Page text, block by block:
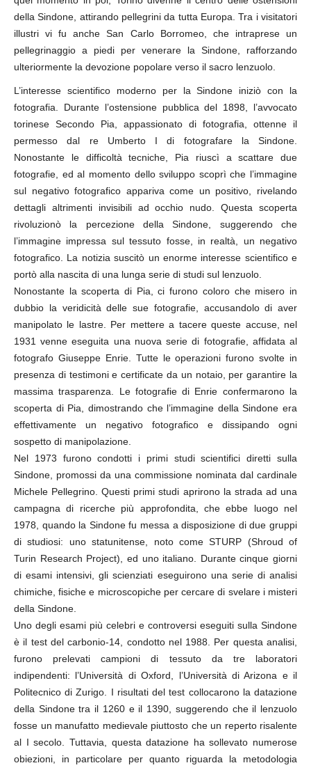
della Sindone, attirando pellegrini da tutta Europa. Tra i visitatori
illustri vi fu anche San Carlo Borromeo, che intraprese un
pellegrinaggio a piedi per venerare la Sindone, rafforzando
ulteriormente la devozione popolare verso il sacro lenzuolo.
L’interesse scientifico moderno per la Sindone iniziò con la
fotografia. Durante l’ostensione pubblica del 1898, l’avvocato
torinese Secondo Pia, appassionato di fotografia, ottenne il
permesso dal re Umberto I di fotografare la Sindone.
Nonostante le difficoltà tecniche, Pia riuscì a scattare due
fotografie, ed al momento dello sviluppo scoprì che l’immagine
sul negativo fotografico appariva come un positivo, rivelando
dettagli altrimenti invisibili ad occhio nudo. Questa scoperta
rivoluzionò la percezione della Sindone, suggerendo che
l’immagine impressa sul tessuto fosse, in realtà, un negativo
fotografico. La notizia suscitò un enorme interesse scientifico e
portò alla nascita di una lunga serie di studi sul lenzuolo.
Nonostante la scoperta di Pia, ci furono coloro che misero in
dubbio la veridicità delle sue fotografie, accusandolo di aver
manipolato le lastre. Per mettere a tacere queste accuse, nel
1931 venne eseguita una nuova serie di fotografie, affidata al
fotografo Giuseppe Enrie. Tutte le operazioni furono svolte in
presenza di testimoni e certificate da un notaio, per garantire la
massima trasparenza. Le fotografie di Enrie confermarono la
scoperta di Pia, dimostrando che l’immagine della Sindone era
effettivamente un negativo fotografico e dissipando ogni
sospetto di manipolazione.
Nel 1973 furono condotti i primi studi scientifici diretti sulla
Sindone, promossi da una commissione nominata dal cardinale
Michele Pellegrino. Questi primi studi aprirono la strada ad una
campagna di ricerche più approfondita, che ebbe luogo nel
1978, quando la Sindone fu messa a disposizione di due gruppi
di studiosi: uno statunitense, noto come STURP (Shroud of
Turin Research Project), ed uno italiano. Durante cinque giorni
di esami intensivi, gli scienziati eseguirono una serie di analisi
chimiche, fisiche e microscopiche per cercare di svelare i misteri
della Sindone.
Uno degli esami più celebri e controversi eseguiti sulla Sindone
è il test del carbonio-14, condotto nel 1988. Per questa analisi,
furono prelevati campioni di tessuto da tre laboratori
indipendenti: l’Università di Oxford, l’Università di Arizona e il
Politecnico di Zurigo. I risultati del test collocarono la datazione
della Sindone tra il 1260 e il 1390, suggerendo che il lenzuolo
fosse un manufatto medievale piuttosto che un reperto risalente
al I secolo. Tuttavia, questa datazione ha sollevato numerose
obiezioni, in particolare per quanto riguarda la metodologia